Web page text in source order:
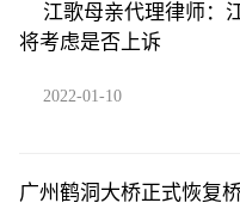
江歌母亲代理律师：
将考虑是否上诉
2022-01-10
广州鹤洞大桥正式恢复